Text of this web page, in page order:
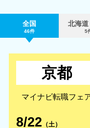
全国
46件
北海道
5
京都
マイナビ転職フェ
8/22 （土）